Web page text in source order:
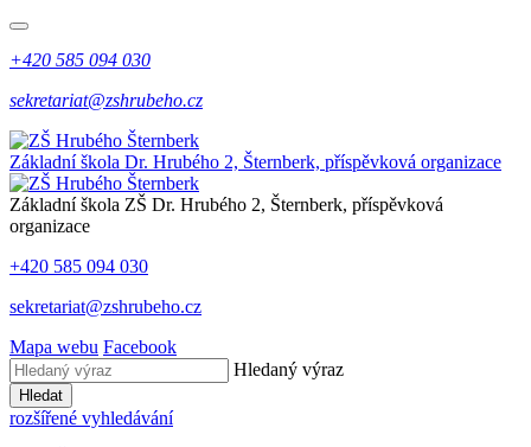
+420 585 094 030
sekretariat@zshrubeho.cz
Základní škola Dr. Hrubého 2, Šternberk, příspěvková organizace
Základní škola ZŠ Dr. Hrubého 2, Šternberk, příspěvková
organizace
+420 585 094 030
sekretariat@zshrubeho.cz
Mapa webu Facebook
Hledaný výraz
Hledat
rozšířené vyhledávání